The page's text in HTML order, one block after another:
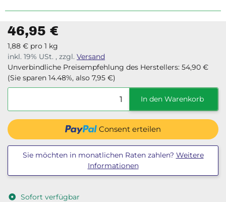
Compound schnell und einfach ihr freigeformtes Becken
individuell und dicht gestalten. Sie benötigen keine
zusätzliche Folie.
46,95 €
1,88 € pro 1 kg
inkl. 19% USt. , zzgl. Versand
Unverbindliche Preisempfehlung des Herstellers: 54,90 €
(Sie sparen 14.48%, also 7,95 €)
In den Warenkorb
Consent erteilen
Sie möchten in monatlichen Raten zahlen? Weitere
Informationen
Sofort verfügbar